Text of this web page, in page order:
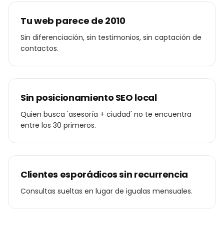
Tu web parece de 2010
Sin diferenciación, sin testimonios, sin captación de
contactos.
Sin posicionamiento SEO local
Quien busca 'asesoría + ciudad' no te encuentra
entre los 30 primeros.
Clientes esporádicos sin recurrencia
Consultas sueltas en lugar de igualas mensuales.